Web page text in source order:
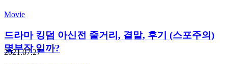
Movie
드라마 킹덤 아신전 줄거리, 결말, 후기 (스포주의)
몇부작 일까?
2021.07.27